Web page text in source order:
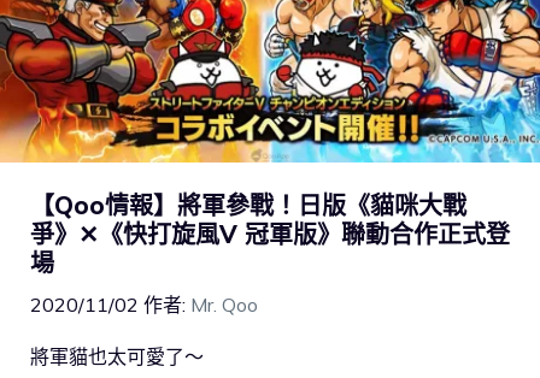
【Qoo情報】將軍參戰！日版《貓咪大戰
爭》✕《快打旋風V 冠軍版》聯動合作正式登
場
2020/11/02 作者: Mr. Qoo
將軍貓也太可愛了～